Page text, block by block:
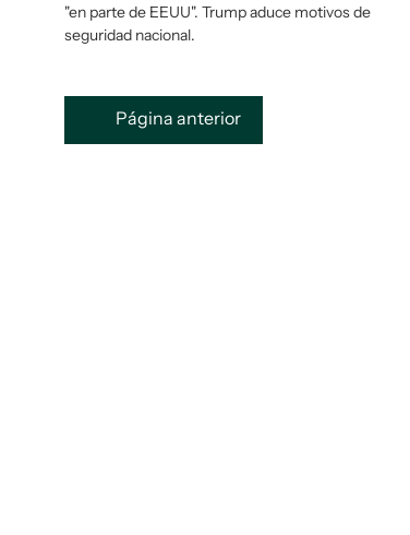
"en parte de EEUU". Trump aduce motivos de
seguridad nacional.
Página anterior